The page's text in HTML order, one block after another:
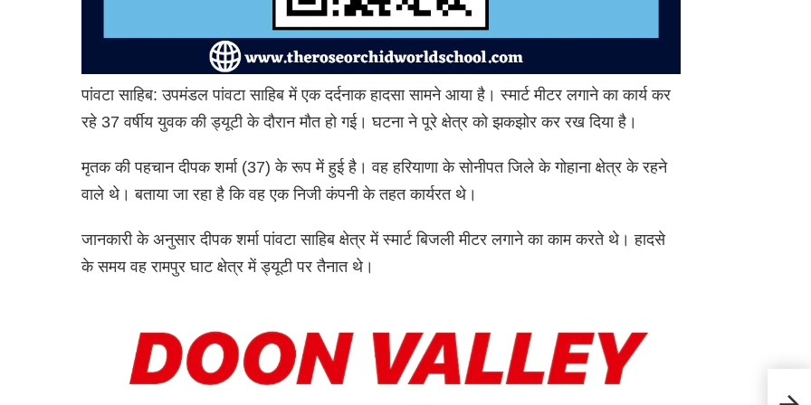
पांवटा साहिब: उपमंडल पांवटा साहिब में एक दर्दनाक हादसा सामने आया है। स्मार्ट मीटर लगाने का कार्य कर
रहे 37 वर्षीय युवक की ड्यूटी के दौरान मौत हो गई। घटना ने पूरे क्षेत्र को झकझोर कर रख दिया है।
मृतक की पहचान दीपक शर्मा (37) के रूप में हुई है। वह हरियाणा के सोनीपत जिले के गोहाना क्षेत्र के रहने
वाले थे। बताया जा रहा है कि वह एक निजी कंपनी के तहत कार्यरत थे।
जानकारी के अनुसार दीपक शर्मा पांवटा साहिब क्षेत्र में स्मार्ट बिजली मीटर लगाने का काम करते थे। हादसे
के समय वह रामपुर घाट क्षेत्र में ड्यूटी पर तैनात थे।